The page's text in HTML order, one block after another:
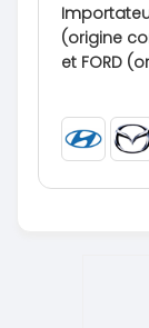
(origine
et FORD